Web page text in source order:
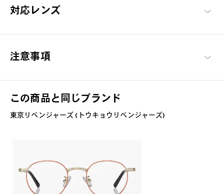
対応レンズ
注意事項
この商品と同じブランド
東京リベンジャーズ (トウキョウリベンジャーズ)